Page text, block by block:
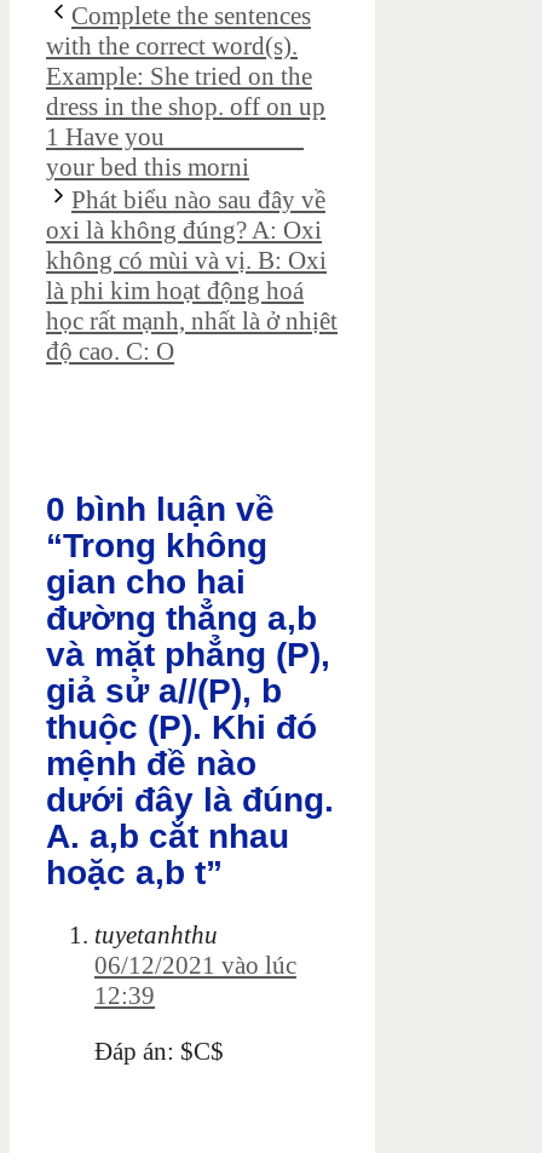
Complete the sentences
with the correct word(s).
Example: She tried on the
dress in the shop. off on up
1 Have you __________
your bed this morni
Phát biểu nào sau đây về
oxi là không đúng? A: Oxi
không có mùi và vị. B: Oxi
là phi kim hoạt động hoá
học rất mạnh, nhất là ở nhịêt
độ cao. C: O
0 bình luận về
“Trong không
gian cho hai
đường thẳng a,b
và mặt phẳng (P),
giả sử a//(P), b
thuộc (P). Khi đó
mệnh đề nào
dưới đây là đúng.
A. a,b cắt nhau
hoặc a,b t”
tuyetanhthu
06/12/2021 vào lúc
12:39
Đáp án: $C$